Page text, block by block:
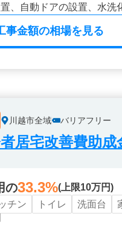
、自動ドアの設置、水
事金額の相場を見る
川越市全域 バリアフリー
居宅改善費助成
の33.3%(上限10万円)
チン トイレ 洗面台